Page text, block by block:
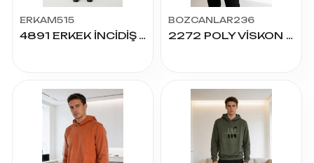
ERKAM515
4891 ERKEK İNCİDİŞ YAKA FERM SWEAT S.M.L.XL.2XL
BOZCANLAR236
2272 POLY VİSKON JAKARLI KAPŞONLU